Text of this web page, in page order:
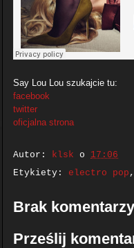
Say Lou Lou szukajcie tu:
facebook
twitter
oficjalna strona
Autor: klsk o 17:06
Etykiety: electro pop
Brak
Prześlij